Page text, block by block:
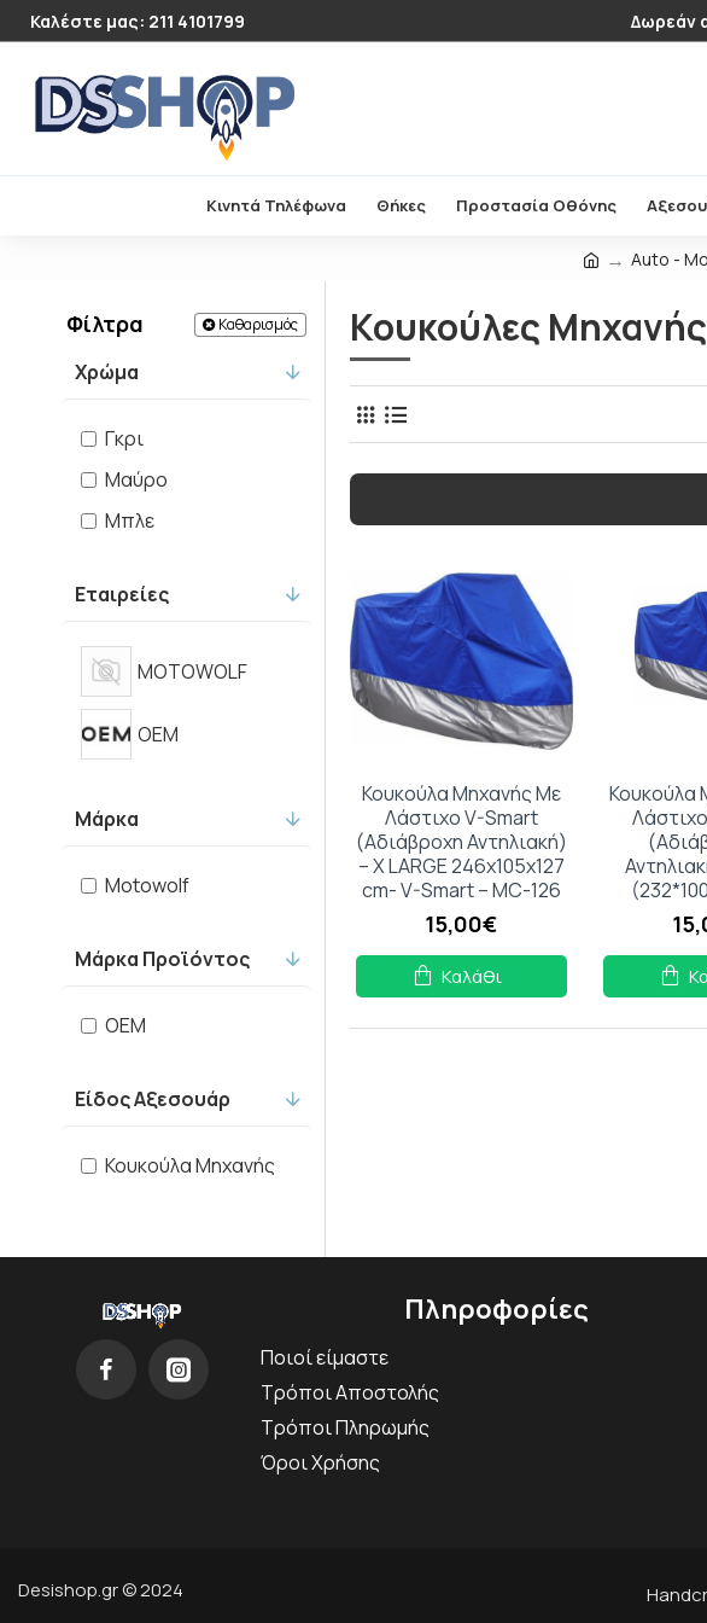
Καλέστε μας: 211 4101799 Δωρεάν
Κινητά Τηλέφωνα Θήκες Προστασία Οθόνης
Auto -
Φίλτρα Καθαρισμός
Εταιρείες
MOTOWOLF
OEM
Μάρκα
Motowolf
Μάρκα Προϊόντος
OEM
Χρώμα
Γκρι
Μαύρο
Μπλε
Είδος Αξεσουάρ
Κουκούλα Μηχανής
Κουκούλες Μηχανής
Κουκούλα Μηχανής Με
Λάστιχο V-Smart
(Αδιάβροχη Αντηλιακή)
– X LARGE 246x105x127
cm- V-Smart – MC-126
15,00€
Καλάθι
Κουκούλα
Πληροφορίες
Ποιοί είμαστε
Τρόποι Αποστολής
Τρόποι Πληρωμής
Όροι Χρήσης
Desishop.gr © 2024